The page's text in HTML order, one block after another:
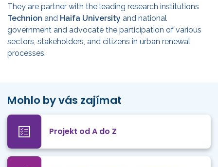
They are partner with the leading research institutions
Technion and Haifa University and national
government and advocate the participation of various
sectors, stakeholders, and citizens in urban renewal
processes.
Mohlo by vás zajímat
Projekt od A do Z